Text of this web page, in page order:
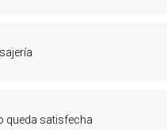
queda satisfecha